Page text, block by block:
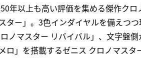
年以上も高い評価を集める傑作ク
ター」。3色インダイヤルを備えつ
ノマスター リバイバル」、文字盤
ロ」を搭載するゼニス クロノマスタ